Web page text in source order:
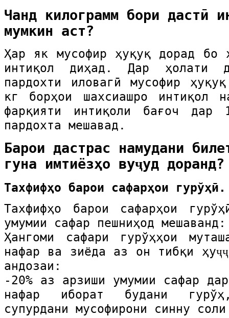
Чанд килограмм бори дастӣ
мумкин аст?
Ҳар як мусофир ҳуқуқ дорад бо
интиқол диҳад. Дар ҳолати
пардохти иловагӣ мусофир
кг борҳои шахсиашро интиқол
фарқияти интиқоли бағоч
пардохта мешавад.
Барои дастрас намудани
гуна имтиёзҳо вуҷуд доранд?
Тахфифҳо барои сафарҳои гурўҳӣ.
Тахфифҳо барои сафарҳои
умумии сафар пешниҳод мешаванд:
Ҳангоми сафари гурўҳҳои
нафар ва зиёда аз он тибқи
андозаи:
-20% аз арзиши умумии сафар
нафар иборат будани
супурдани мусофирони синну